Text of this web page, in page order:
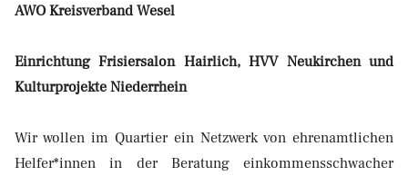
AWO Kreisverband Wesel
Einrichtung Frisiersalon Hairlich, HVV Neukirchen und
Kulturprojekte Niederrhein
Wir wollen im Quartier ein Netzwerk von ehrenamtlichen
Helfer*innen in der Beratung einkommensschwacher